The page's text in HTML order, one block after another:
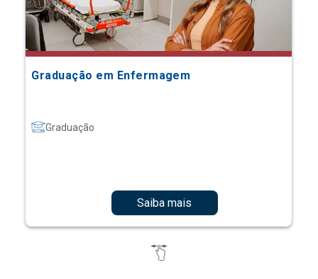
Graduação em Enfermagem
Graduação
Saiba mais